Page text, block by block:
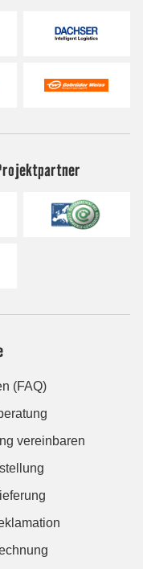
(FAQ)
vereinbaren